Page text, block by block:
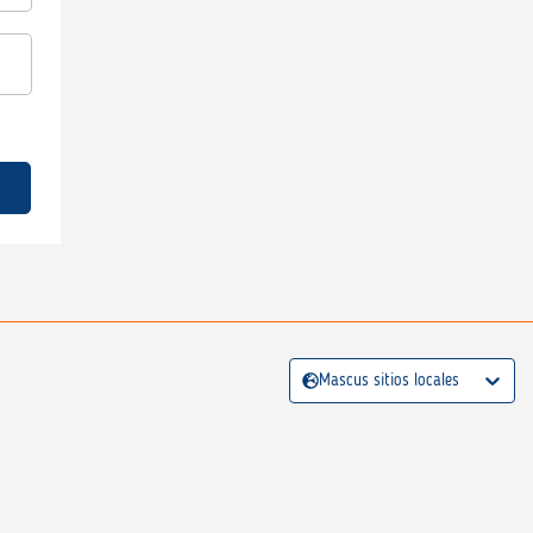
Mascus sitios locales